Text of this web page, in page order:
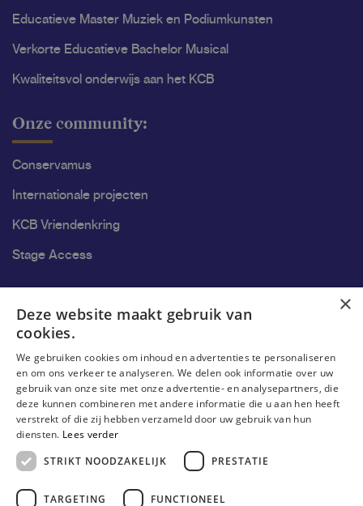
Educatieve Master Muziek en Podiumkunsten
Verkorte Educatieve Bachelor Musical
Kwaliteitsvol onderwijs aan het KCB
Onze community:
Conservamus
Internationale projecten
KCB Vriendenkring
Stage Access
Onderzoek
Onderzoeksgroepen
Onderzoekers
Onderzoeker worden
×
Deze website maakt gebruik van
cookies.
We gebruiken cookies om inhoud en advertenties te personaliseren
en om ons verkeer te analyseren. We delen ook informatie over uw
gebruik van onze site met onze advertentie- en analysepartners, die
deze kunnen combineren met andere informatie die u aan hen heeft
verstrekt of die zij hebben verzameld door uw gebruik van hun
diensten. Lees verder
STRIKT NOODZAKELIJK
PRESTATIE
TARGETING FUNCTIONEEL